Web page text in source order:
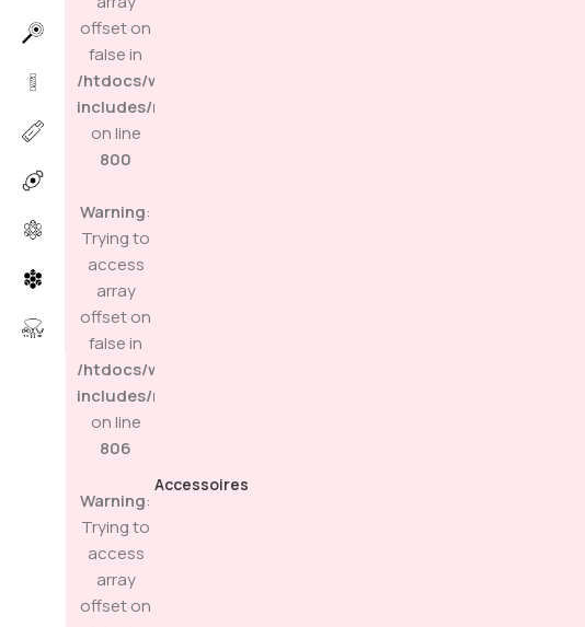
offset on
false in
/htdocs/wp-
includes/media.php
on line
800
Warning:
Trying to
access
array
offset on
false in
/htdocs/wp-
includes/media.php
on line
806
Warning:
Trying to
access
array
offset on
Accessoires